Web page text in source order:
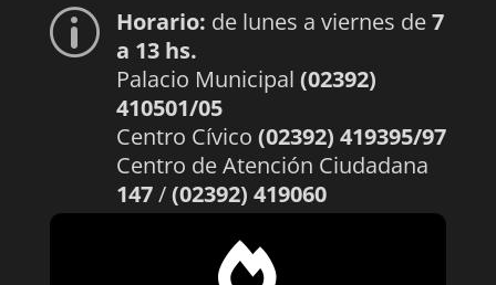
p Horario: de lunes a viernes de7
a 13 hs.
Palacio Municipal (02392)
410501/05
Centro Cívico (02392) 419395/97
Centro de Atención Ciudadana
147/(02392) 419060